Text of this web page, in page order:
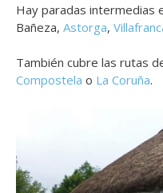
Hay paradas intermedias
Bañeza, Astorga,
También cubre las rutas
Compostela o La Coruña.